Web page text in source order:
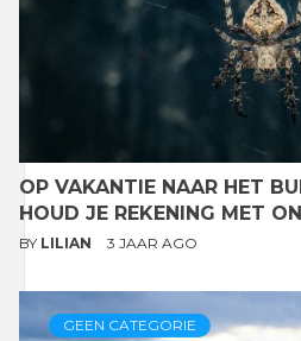
OP VAKANTIE NAAR HET
HOUD JE REKENING MET
BY LILIAN 3 JAAR AGO
GEEN CATEGORIE